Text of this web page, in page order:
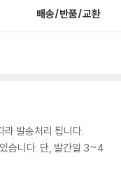
배송/반품/교환
발송처리 됩니다.
습니다. 단, 발간일 3~4